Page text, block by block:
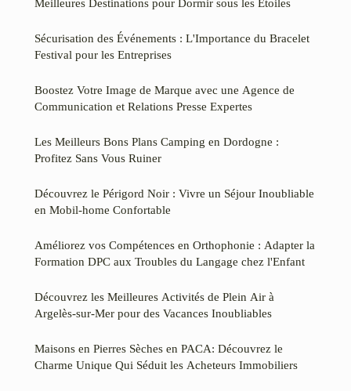
Sécurisation des Événements : L'Importance du Bracelet
Festival pour les Entreprises
Boostez Votre Image de Marque avec une Agence de
Communication et Relations Presse Expertes
Les Meilleurs Bons Plans Camping en Dordogne :
Profitez Sans Vous Ruiner
Découvrez le Périgord Noir : Vivre un Séjour Inoubliable
en Mobil-home Confortable
Améliorez vos Compétences en Orthophonie : Adapter la
Formation DPC aux Troubles du Langage chez l'Enfant
Découvrez les Meilleures Activités de Plein Air à
Argelès-sur-Mer pour des Vacances Inoubliables
Maisons en Pierres Sèches en PACA: Découvrez le
Charme Unique Qui Séduit les Acheteurs Immobiliers